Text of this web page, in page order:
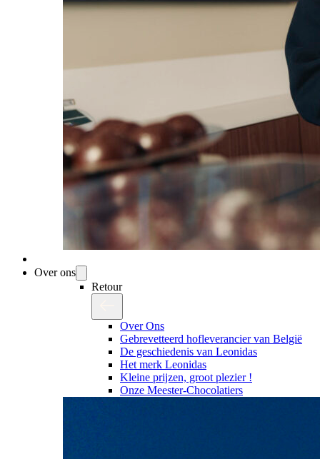
Over ons
Retour
Over Ons
Gebrevetteerd hofleverancier van België
De geschiedenis van Leonidas
Het merk Leonidas
Kleine prijzen, groot plezier !
Onze Meester-Chocolatiers